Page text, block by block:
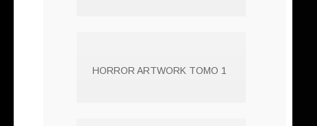
HORROR ARTWORK TOMO 1